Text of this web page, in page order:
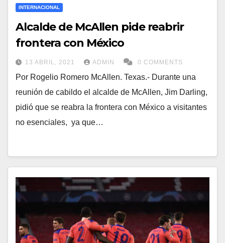
INTERNACIONAL
Alcalde de McAllen pide reabrir
frontera con México
13 ABRIL, 2021 ADMIN 0 COMMENTS
Por Rogelio Romero McAllen. Texas.- Durante una
reunión de cabildo el alcalde de McAllen, Jim Darling,
pidió que se reabra la frontera con México a visitantes
no esenciales, ya que…